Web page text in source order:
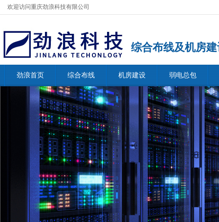
欢迎访问重庆劲浪科技有限公司
综合布线及机房
劲浪首页 综合布线 机房建设 弱电总包